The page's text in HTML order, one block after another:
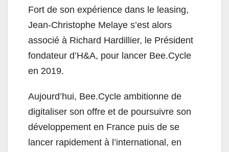
Fort de son expérience dans le leasing,
Jean-Christophe Melaye s’est alors
associé à Richard Hardillier, le Président
fondateur d’H&A, pour lancer Bee.Cycle
en 2019.
Aujourd’hui, Bee.Cycle ambitionne de
digitaliser son offre et de poursuivre son
développement en France puis de se
lancer rapidement à l’international, en